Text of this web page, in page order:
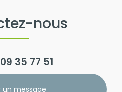
nous
35 77 51
un message